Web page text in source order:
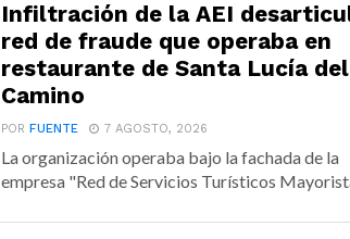
Infiltración de la AEI
red de fraude que operaba en
restaurante de Santa Lucía del
Camino
PORFUENTE 7 AGOSTO, 2026
La organización operaba bajo la fachada de la
empresa "Red de Servicios Turísticos